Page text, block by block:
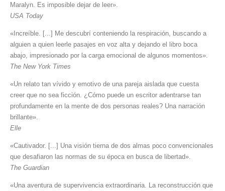
Maralyn. Es imposible dejar de leer».
USA Today
«Increíble. [...] Me descubrí conteniendo la respiración, buscando a
alguien a quien leerle pasajes en voz alta y dejando el libro boca
abajo, impresionado por la carga emocional de algunos momentos».
The New York Times
«Un relato tan vívido y emotivo de una pareja aislada que cuesta
creer que no sea ficción. ¿Cómo puede un escritor adentrarse tan
profundamente en la mente de dos personas reales? Una narración
brillante».
Elle
«Cautivador. [...] Una visión tierna de dos almas poco convencionales
que desafiaron las normas de su época en busca de libertad».
The Guardian
«Una aventura de supervivencia extraordinaria. La reconstrucción que